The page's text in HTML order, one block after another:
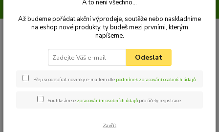
Venčení Postroje a kšírky Kšírky
Kšírky
A to není všechno...
Až budeme pořádat akční výprodeje, soutěže nebo naskladníme
na eshop nové produkty, ty budeš mezi prvními, kterým
napíšeme.
Odeslat
Přeji si odebírat novinky e-mailem dle podmínek zpracování osobních údajů.
Souhlasím se zpracováním osobních údajů pro účely registrace.
Zavřít